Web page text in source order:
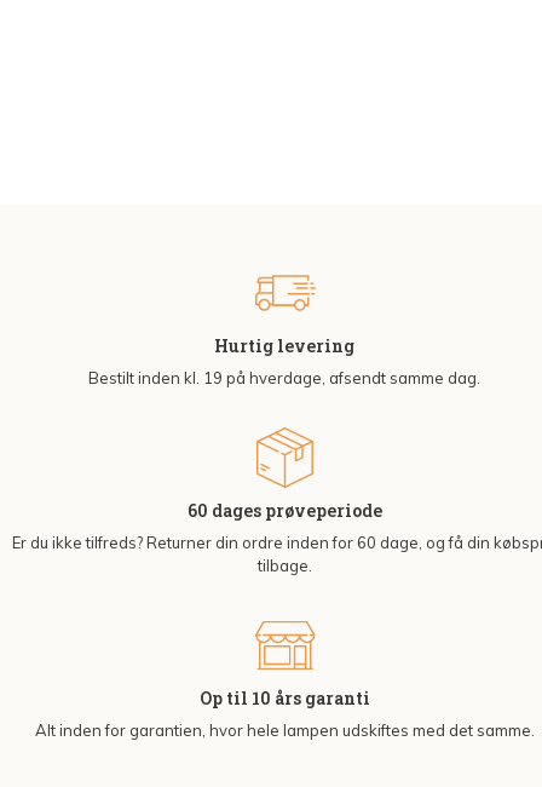
Hurtig levering
Bestilt inden kl. 19 på hverdage, afsendt samme dag.
60 dages prøveperiode
Er du ikke tilfreds? Returner din ordre inden for 60 dage, og få din
tilbage.
Op til 10 års garanti
Alt inden for garantien, hvor hele lampen udskiftes med det samme.